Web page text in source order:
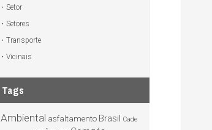
Setor
Setores
Transporte
Vicinais
Tags
Ambiental asfaltamento Brasil Cade